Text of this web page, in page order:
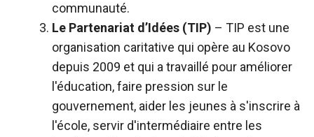
communauté.
Le Partenariat d’Idées (TIP) – TIP est une
organisation caritative qui opère au Kosovo
depuis 2009 et qui a travaillé pour améliorer
l'éducation, faire pression sur le
gouvernement, aider les jeunes à s'inscrire à
l'école, servir d'intermédiaire entre les